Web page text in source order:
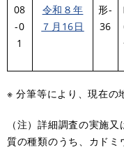
08
-0
1
令和８年
７月16日
形-
36
※ 分筆等により、現在の
（注）詳細調査の実施
質の種類のうち、カドミ